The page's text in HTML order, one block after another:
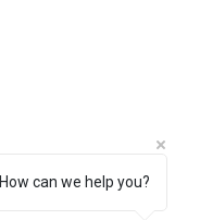
How can we help you?